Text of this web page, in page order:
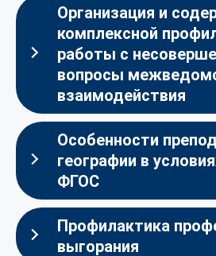
Организация и
комплексной
работы с
вопросы
взаимодействия
Особенности
географии в
ФГОС
Профилактика
выгорания